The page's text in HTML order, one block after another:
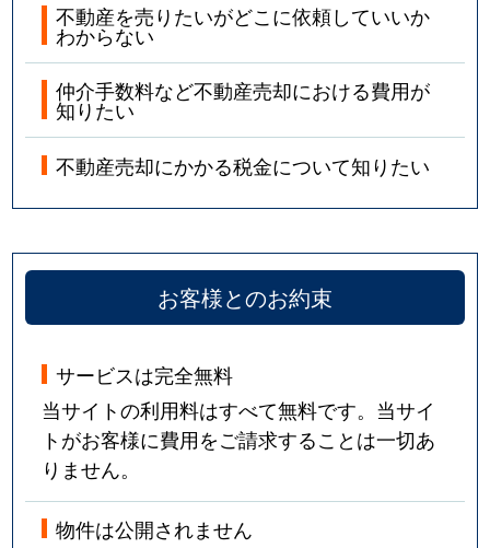
不動産を売りたいがどこに依頼していいか
わからない
仲介手数料など不動産売却における費用が
知りたい
不動産売却にかかる税金について知りたい
お客様とのお約束
サービスは完全無料
当サイトの利用料はすべて無料です。当サイ
トがお客様に費用をご請求することは一切あ
りません。
物件は公開されません